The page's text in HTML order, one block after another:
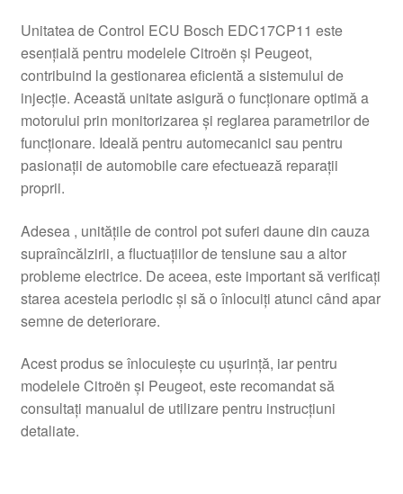
Unitatea de Control ECU Bosch EDC17CP11 este
esențială pentru modelele Citroën și Peugeot,
contribuind la gestionarea eficientă a sistemului de
injecție. Această unitate asigură o funcționare optimă a
motorului prin monitorizarea și reglarea parametrilor de
funcționare. Ideală pentru automecanici sau pentru
pasionații de automobile care efectuează reparații
proprii.
Adesea , unitățile de control pot suferi daune din cauza
supraîncălzirii, a fluctuațiilor de tensiune sau a altor
probleme electrice. De aceea, este important să verificați
starea acesteia periodic și să o înlocuiți atunci când apar
semne de deteriorare.
Acest produs se înlocuiește cu ușurință, iar pentru
modelele Citroën și Peugeot, este recomandat să
consultați manualul de utilizare pentru instrucțiuni
detaliate.